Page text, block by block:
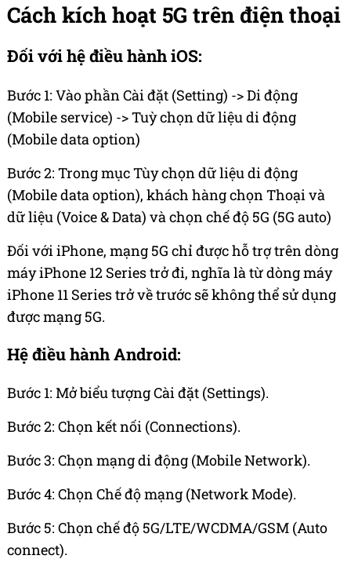
Cách kích hoạt 5G trên điện thoại
Đối với hệ điều hành iOS:
Bước 1: Vào phần Cài đặt (Setting) -> Di động
(Mobile service) -> Tuỳ chọn dữ liệu di động
(Mobile data option)
Bước 2: Trong mục Tùy chọn dữ liệu di động
(Mobile data option), khách hàng chọn Thoại và
dữ liệu (Voice & Data) và chọn chế độ 5G (5G auto)
Đối với iPhone, mạng 5G chỉ được hỗ trợ trên dòng
máy iPhone 12 Series trở đi, nghĩa là từ dòng máy
iPhone 11 Series trở về trước sẽ không thể sử dụng
được mạng 5G.
Hệ điều hành Android:
Bước 1: Mở biểu tượng Cài đặt (Settings).
Bước 2: Chọn kết nối (Connections).
Bước 3: Chọn mạng di động (Mobile Network).
Bước 4: Chọn Chế độ mạng (Network Mode).
Bước 5: Chọn chế độ 5G/LTE/WCDMA/GSM (Auto
connect).